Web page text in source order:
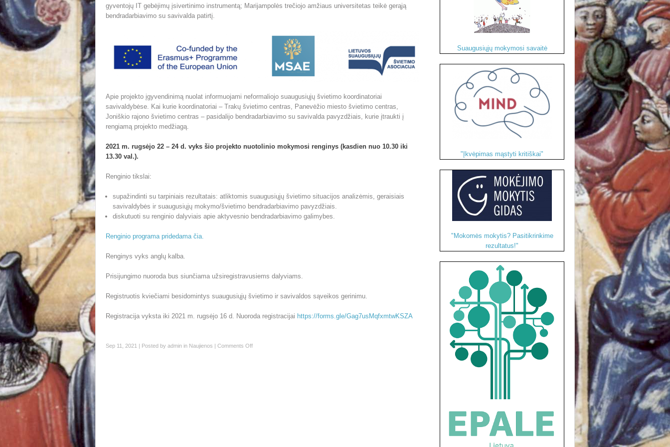
gyventojų IT gebėjimų įsivertinimo instrumentą; Marijampolės trečiojo amžiaus universitetas teikė gerąją
bendradarbiavimo su savivalda patirtį.
Apie projekto įgyvendinimą nuolat informuojami neformaliojo suaugusiųjų švietimo koordinatoriai
savivaldybėse. Kai kurie koordinatoriai – Trakų švietimo centras, Panevėžio miesto švietimo centras,
Joniškio rajono švietimo centras – pasidalijo bendradarbiavimo su savivalda pavyzdžiais, kurie įtraukti į
rengiamą projekto medžiagą.
2021 m. rugsėjo 22 – 24 d. vyks šio projekto nuotolinio mokymosi renginys (kasdien nuo 10.30 iki
13.30 val.).
Renginio tikslai:
supažindinti su tarpiniais rezultatais: atliktomis suaugusiųjų švietimo situacijos analizėmis, geraisiais
savivaldybės ir suaugusiųjų mokymo/švietimo bendradarbiavimo pavyzdžiais.
diskutuoti su renginio dalyviais apie aktyvesnio bendradarbiavimo galimybes.
Renginio programa pridedama čia.
Renginys vyks anglų kalba.
Prisijungimo nuoroda bus siunčiama užsiregistravusiems dalyviams.
Registruotis kviečiami besidomintys suaugusiųjų švietimo ir savivaldos sąveikos gerinimu.
Registracija vyksta iki 2021 m. rugsėjo 16 d. Nuoroda registracijai https://forms.gle/Gag7usMqfxmtwKSZA
Sep 11, 2021 | Posted by admin in Naujienos | Comments Off
Suaugusiųjų mokymosi savaitė
"Įkvėpimas mąstyti kritiškai"
"Mokomės mokytis? Pasitikrinkime
rezultatus!"